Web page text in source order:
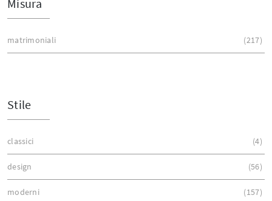
Misura
matrimoniali 217
Stile
classici 4
design 56
moderni 157